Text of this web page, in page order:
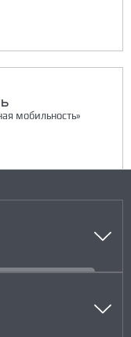
мобильность»